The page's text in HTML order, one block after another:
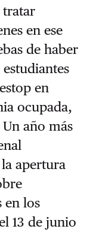
tratar
en ese
de haber
en
ocupada,
año más
apertura
en los
13 de junio